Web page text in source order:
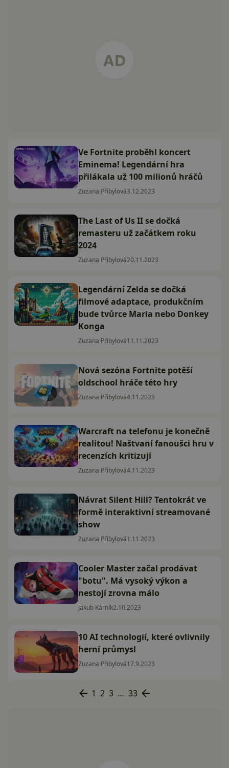
Ve Fortnite proběhl koncert
Eminema! Legendární hra
přilákala už 100 milionů hráčů
Zuzana Přibylová3.12.2023
The Last of Us II se dočká
remasteru už začátkem roku
2024
Zuzana Přibylová20.11.2023
Legendární Zelda se dočká
filmové adaptace, produkčním
bude tvůrce Maria nebo Donkey
Konga
Zuzana Přibylová11.11.2023
Nová sezóna Fortnite potěší
oldschool hráče této hry
Zuzana Přibylová4.11.2023
Warcraft na telefonu je konečně
realitou! Naštvaní fanoušci hru v
recenzích kritizují
Zuzana Přibylová4.11.2023
Návrat Silent Hill? Tentokrát ve
formě interaktivní streamované
show
Zuzana Přibylová1.11.2023
Cooler Master začal prodávat
"botu". Má vysoký výkon a
nestojí zrovna málo
Jakub Kárník2.10.2023
10 AI technologií, které ovlivnily
herní průmysl
Zuzana Přibylová17.9.2023
1 2 3 … 33